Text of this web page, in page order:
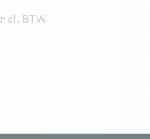
Incl. BTW